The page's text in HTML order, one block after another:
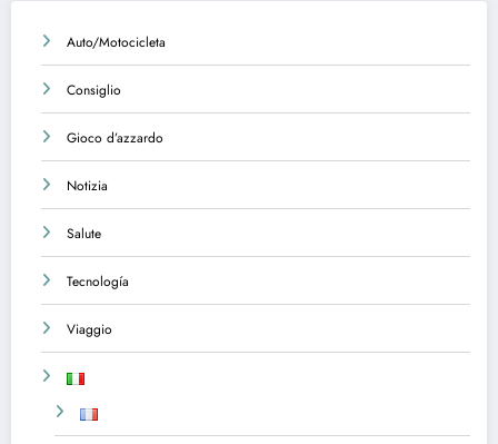
Auto/Motocicleta
Consiglio
Gioco d’azzardo
Notizia
Salute
Tecnología
Viaggio